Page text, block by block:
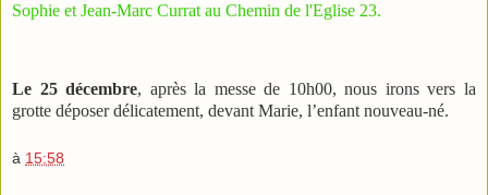
Sophie et Jean-Marc Currat au Chemin de l'Eglise 23.
Le 25 décembre, après la messe de 10h00, nous irons vers la
grotte déposer délicatement, devant Marie, l’enfant nouveau-né.
à 15:58